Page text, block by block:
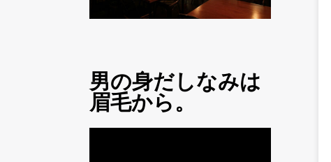
男の身だしなみは
眉毛から。